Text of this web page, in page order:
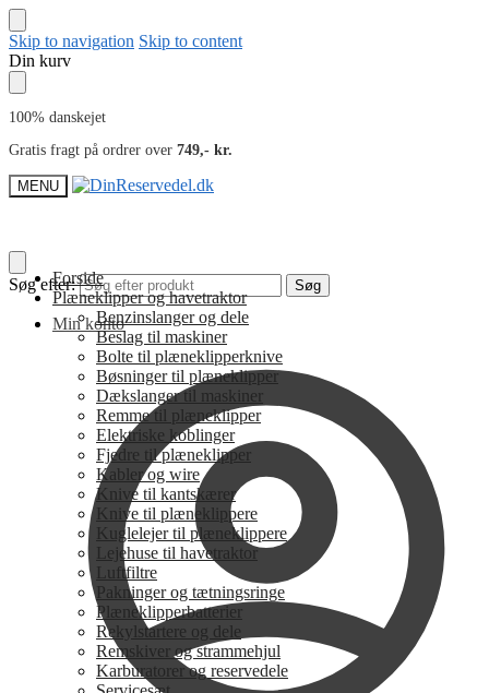
Skip to navigation Skip to content
Din kurv
100% danskejet
Gratis fragt på ordrer over 749,- kr.
MENU
Søg efter: Søg
Min konto
Forside
Plæneklipper og havetraktor
Benzinslanger og dele
Beslag til maskiner
Bolte til plæneklipperknive
Bøsninger til plæneklipper
Dækslanger til maskiner
Remme til plæneklipper
Elektriske koblinger
Fjedre til plæneklipper
Kabler og wire
Knive til kantskærer
Knive til plæneklippere
Kuglelejer til plæneklippere
Lejehuse til havetraktor
Luftfiltre
Pakninger og tætningsringe
Plæneklipperbatterier
Rekylstartere og dele
Remskiver og strammehjul
Karburatorer og reservedele